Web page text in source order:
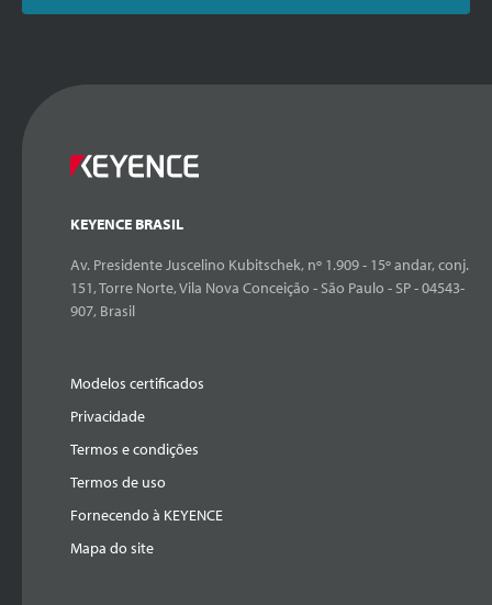
KEYENCE BRASIL
Av. Presidente Juscelino Kubitschek, nº 1.909 - 15º andar, conj.
151, Torre Norte, Vila Nova Conceição - São Paulo - SP - 04543-
907, Brasil
Modelos certificados
Privacidade
Termos e condições
Termos de uso
Fornecendo à KEYENCE
Mapa do site